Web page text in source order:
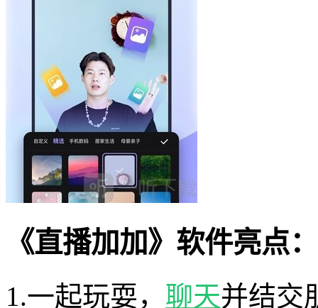
《直播加加》软件亮点：
1.一起玩耍， 聊天并结交